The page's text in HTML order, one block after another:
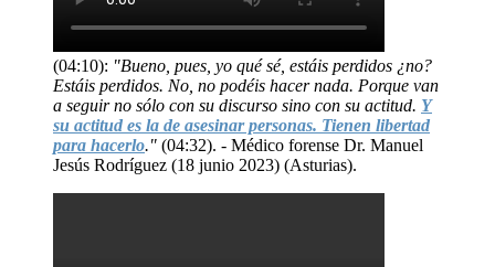
(04:10): "Bueno, pues, yo qué sé, estáis perdidos ¿no?
Estáis perdidos. No, no podéis hacer nada. Porque van
a seguir no sólo con su discurso sino con su actitud. Y
su actitud es la de asesinar personas. Tienen libertad
para hacerlo." (04:32). - Médico forense Dr. Manuel
Jesús Rodríguez (18 junio 2023) (Asturias).